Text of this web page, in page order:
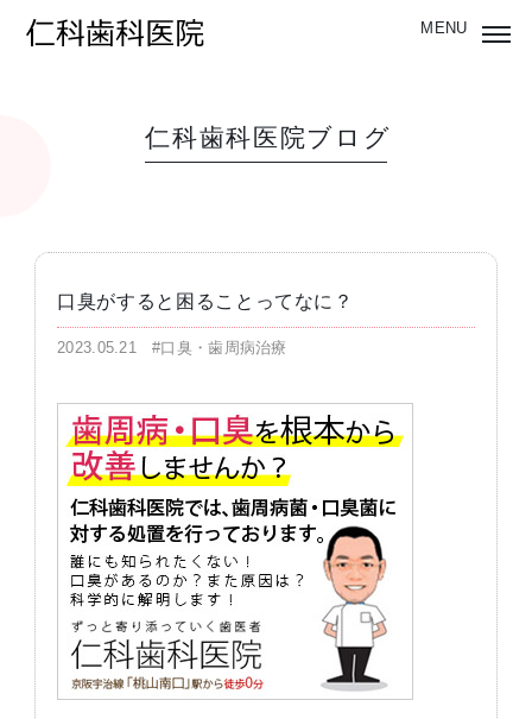
仁科歯科医院ブログ
口臭がすると困ることってなに？
2023.05.21#口臭・歯周病治療